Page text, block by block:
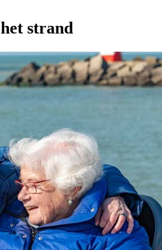
strand